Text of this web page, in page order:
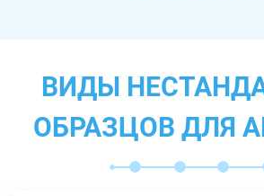
ВИДЫ
ОБРАЗЦОВ ДЛЯ